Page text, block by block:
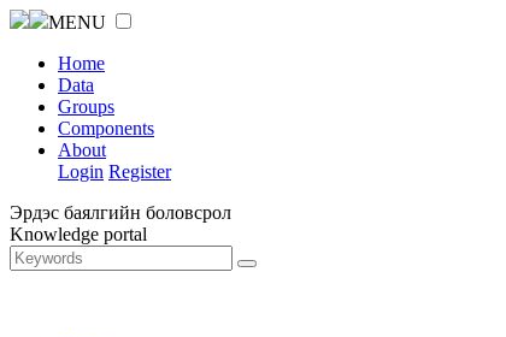
MENU
Home
Data
Groups
Components
About
Login Register
Эрдэс баялгийн боловсрол
Knowledge portal